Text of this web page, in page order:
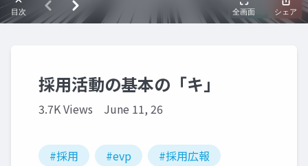
採用活動の基本の「キ」
3.7K Views June 11, 26
#採用 #evp
#採用広報